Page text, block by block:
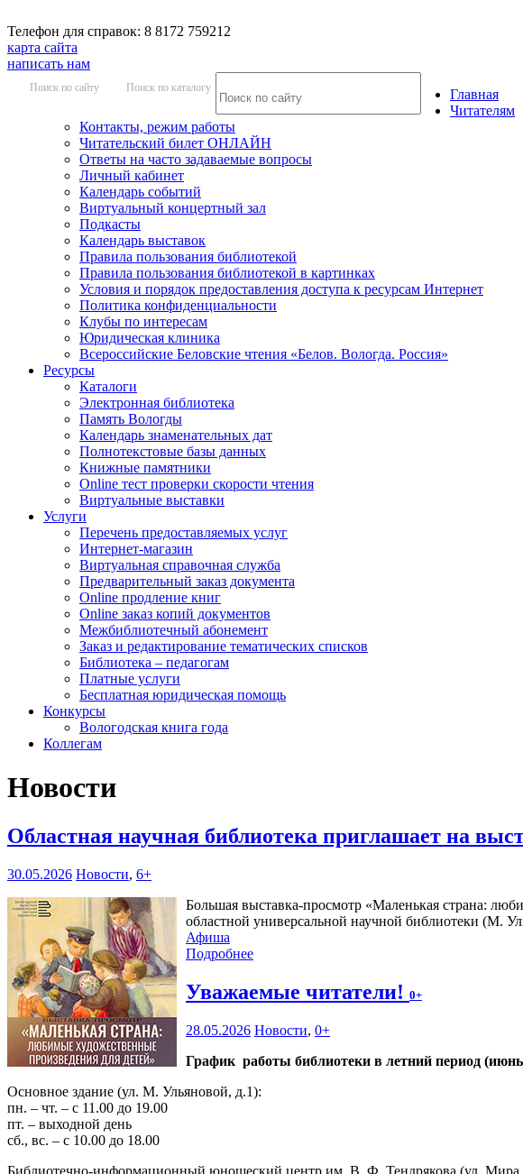
Телефон для справок: 8 8172 759212
карта сайта
написать нам
Поиск по сайту Поиск по каталогу
Главная
Читателям
Контакты, режим работы
Читательский билет ОНЛАЙН
Ответы на часто задаваемые вопросы
Личный кабинет
Календарь событий
Виртуальный концертный зал
Подкасты
Календарь выставок
Правила пользования библиотекой
Правила пользования библиотекой в картинках
Условия и порядок предоставления доступа к ресурсам Интернет
Политика конфиденциальности
Клубы по интересам
Юридическая клиника
Всероссийские Беловские чтения «Белов. Вологда. Россия»
Ресурсы
Каталоги
Электронная библиотека
Память Вологды
Календарь знаменательных дат
Полнотекстовые базы данных
Книжные памятники
Online тест проверки скорости чтения
Виртуальные выставки
Услуги
Перечень предоставляемых услуг
Интернет-магазин
Виртуальная справочная служба
Предварительный заказ документа
Online продление книг
Online заказ копий документов
Межбиблиотечный абонемент
Заказ и редактирование тематических списков
Библиотека – педагогам
Платные услуги
Бесплатная юридическая помощь
Конкурсы
Вологодская книга года
Коллегам
Новости
Областная научная библиотека приглашает на
30.05.2026 Новости, 6+
Большая выставка-просмотр «Маленькая страна:
областной универсальной научной библиотеки (М.
Афиша
Подробнее
Уважаемые читатели! 0+
28.05.2026 Новости, 0+
График работы библиотеки в летний период
Основное здание (ул. М. Ульяновой, д.1):
пн. – чт. – с 11.00 до 19.00
пт. – выходной день
сб., вс. – с 10.00 до 18.00
Библиотечно-информационный юношеский центр им. В. Ф. Тендрякова (ул. Мира,